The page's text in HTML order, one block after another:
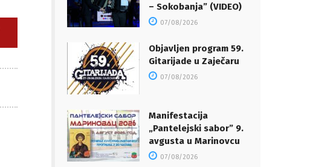
– Sokobanja” (VIDEO)
07/08/2026
Objavljen program 59.
Gitarijade u Zaječaru
07/08/2026
Manifestacija
„Pantelejski sabor” 9.
avgusta u Marinovcu
07/08/2026